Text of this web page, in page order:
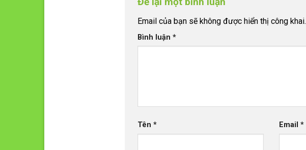
Email của bạn sẽ không được hiển thị công khai.
Bình luận*
Tên* Email*